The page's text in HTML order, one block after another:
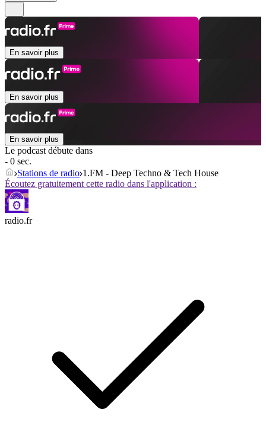
En savoir plus
En savoir plus
En savoir plus
Le podcast débute dans
- 0 sec.
Stations de radio 1.FM - Deep Techno & Tech House
Écoutez gratuitement cette radio dans l'application :
radio.fr